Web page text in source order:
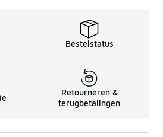
Nike
Bestelstatus
Retourneren &
terugbetalingen